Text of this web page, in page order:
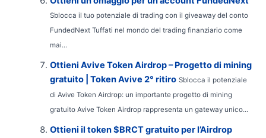
Sblocca il tuo potenziale di trading con il giveaway del conto
FundedNext Tuffati nel mondo del trading finanziario come
mai...
Ottieni Avive Token Airdrop – Progetto di mining
gratuito | Token Avive 2° ritiro Sblocca il potenziale
di Avive Token Airdrop: un importante progetto di mining
gratuito Avive Token Airdrop rappresenta un gateway unico...
Ottieni il token $BRCT gratuito per l’Airdrop